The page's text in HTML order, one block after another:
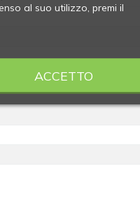
al suo utilizzo, premi il
ACCETTO